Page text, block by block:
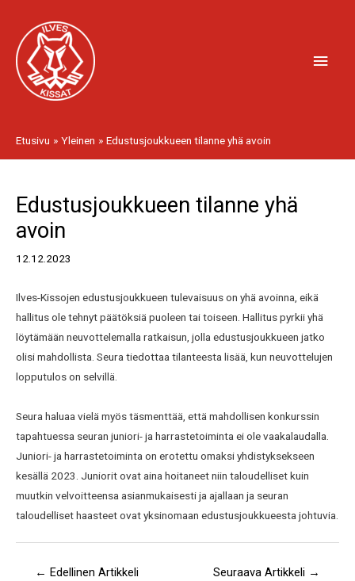
sisältöön
Etusivu Yleinen Edustusjoukkueen tilanne yhä avoin
Edustusjoukkueen tilanne yhä
avoin
12.12.2023
Ilves-Kissojen edustusjoukkueen tulevaisuus on yhä avoinna, eikä
hallitus ole tehnyt päätöksiä puoleen tai toiseen. Hallitus pyrkii yhä
löytämään neuvottelemalla ratkaisun, jolla edustusjoukkueen jatko
olisi mahdollista. Seura tiedottaa tilanteesta lisää, kun neuvottelujen
lopputulos on selvillä.
Seura haluaa vielä myös täsmenttää, että mahdollisen konkurssin
tapahtuessa seuran juniori- ja harrastetoiminta ei ole vaakalaudalla.
Juniori- ja harrastetoiminta on erotettu omaksi yhdistyksekseen
kesällä 2023. Juniorit ovat aina hoitaneet niin taloudelliset kuin
muutkin velvoitteensa asianmukaisesti ja ajallaan ja seuran
taloudelliset haasteet ovat yksinomaan edustusjoukkueesta johtuvia.
selaus
← Edellinen Artikkeli Seuraava Artikkeli →